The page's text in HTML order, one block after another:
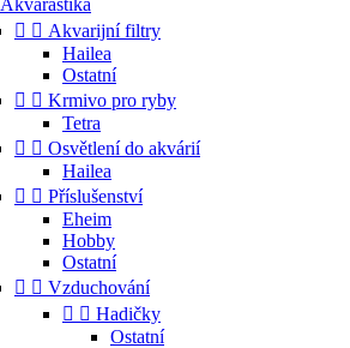
  Akvarijní filtry
Hailea
Ostatní
  Krmivo pro ryby
Tetra
  Osvětlení do akvárií
Hailea
  Příslušenství
Eheim
Hobby
Ostatní
  Vzduchování
  Hadičky
Ostatní